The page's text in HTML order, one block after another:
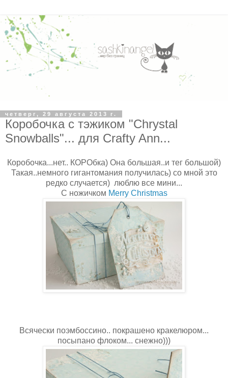
четверг, 29 августа 2013 г.
Коробочка с тэжиком "Chrystal
Snowballs"... для Crafty Ann...
Коробочка...нет.. КОРОбка) Она большая..и тег большой)
Такая..немного гигантомания получилась) со мной это
редко случается) люблю все мини...
С ножичком Merry Christmas
Всячески поэмбоссино.. покрашено кракелюром...
посыпано флоком... снежно)))